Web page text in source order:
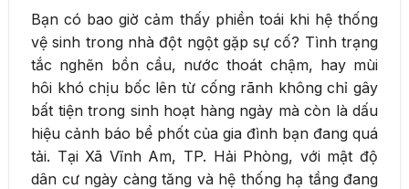
Bạn có bao giờ cảm thấy phiền toái khi hệ thống
vệ sinh trong nhà đột ngột gặp sự cố? Tình trạng
tắc nghẽn bồn cầu, nước thoát chậm, hay mùi
hôi khó chịu bốc lên từ cống rãnh không chỉ gây
bất tiện trong sinh hoạt hàng ngày mà còn là dấu
hiệu cảnh báo bể phốt của gia đình bạn đang quá
tải. Tại Xã Vĩnh Am, TP. Hải Phòng, với mật độ
dân cư ngày càng tăng và hệ thống hạ tầng đang